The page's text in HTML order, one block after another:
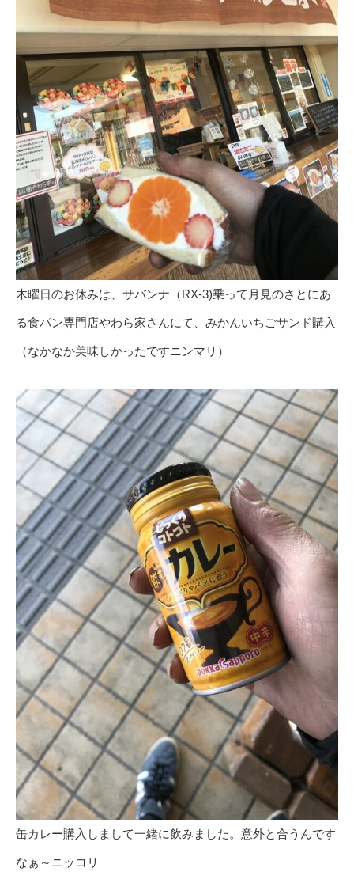
木曜日のお休みは、サバンナ（RX-3)乗って月見のさとにあ
る食パン専門店やわら家さんにて、みかんいちごサンド購入
（なかなか美味しかったですニンマリ）
缶カレー購入しまして一緒に飲みました。意外と合うんです
なぁ～ニッコリ